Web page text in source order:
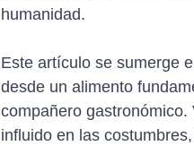
humanidad.
Este artículo se sumerge
desde un alimento
compañero
influido en las